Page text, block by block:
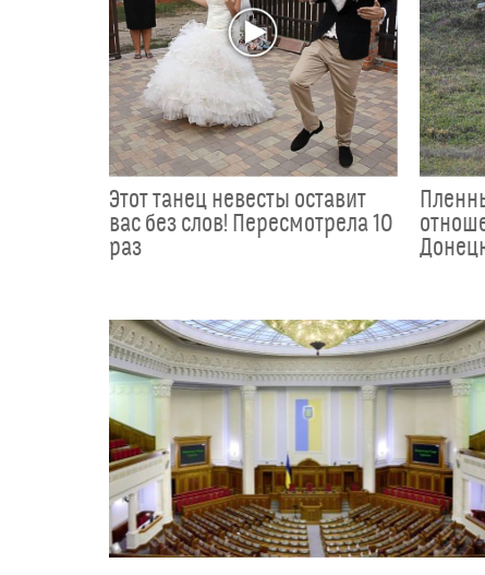
Этот танец невесты оставит
вас без слов! Пересмотрела 10
раз